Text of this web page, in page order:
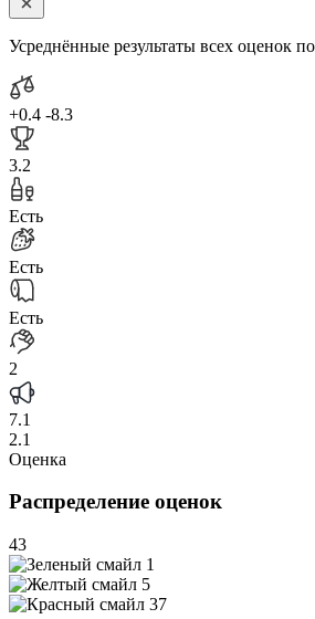
Усреднённые результаты всех оценок
+0.4 -8.3
3.2
Есть
Есть
Есть
2
7.1
2.1
Оценка
Распределение оценок
43
1
5
37